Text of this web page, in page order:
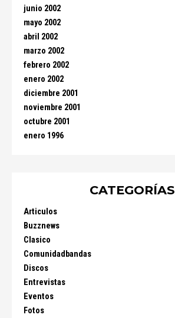
junio 2002
mayo 2002
abril 2002
marzo 2002
febrero 2002
enero 2002
diciembre 2001
noviembre 2001
octubre 2001
enero 1996
CATEGORÍAS
Articulos
Buzznews
Clasico
Comunidadbandas
Discos
Entrevistas
Eventos
Fotos